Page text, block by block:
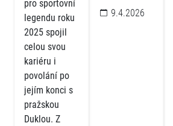
pro sportovní
legendu roku
2025 spojil
celou svou
kariéru i
povolání po
jejím konci s
pražskou
Duklou. Z
9.4.2026